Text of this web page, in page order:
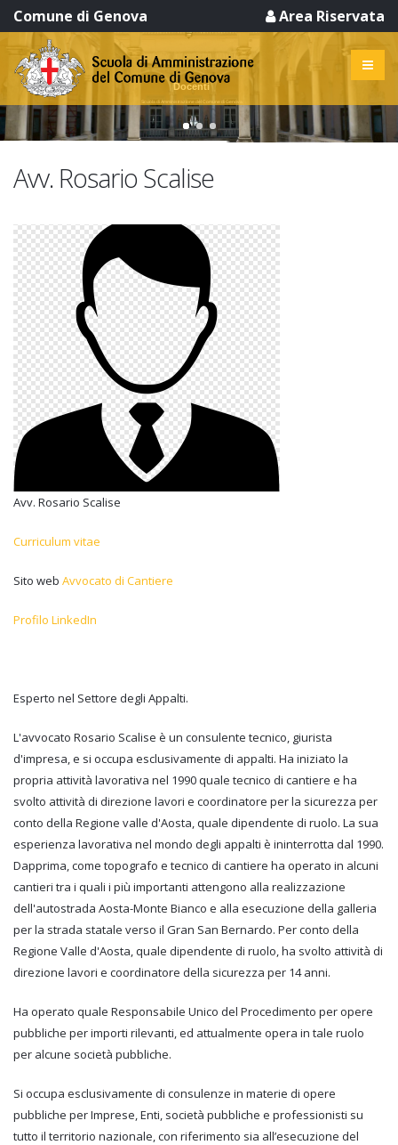
Comune di Genova Area Riservata
Docenti
Scuola di Amministrazione del Comune di Genova
Avv. Rosario Scalise
Avv. Rosario Scalise
Curriculum vitae
Sito web Avvocato di Cantiere
Profilo LinkedIn
Esperto nel Settore degli Appalti.
L'avvocato Rosario Scalise è un consulente tecnico, giurista
d'impresa, e si occupa esclusivamente di appalti. Ha iniziato la
propria attività lavorativa nel 1990 quale tecnico di cantiere e ha
svolto attività di direzione lavori e coordinatore per la sicurezza per
conto della Regione valle d'Aosta, quale dipendente di ruolo. La sua
esperienza lavorativa nel mondo degli appalti è ininterrotta dal 1990.
Dapprima, come topografo e tecnico di cantiere ha operato in alcuni
cantieri tra i quali i più importanti attengono alla realizzazione
dell'autostrada Aosta-Monte Bianco e alla esecuzione della galleria
per la strada statale verso il Gran San Bernardo. Per conto della
Regione Valle d'Aosta, quale dipendente di ruolo, ha svolto attività di
direzione lavori e coordinatore della sicurezza per 14 anni.
Ha operato quale Responsabile Unico del Procedimento per opere
pubbliche per importi rilevanti, ed attualmente opera in tale ruolo
per alcune società pubbliche.
Si occupa esclusivamente di consulenze in materie di opere
pubbliche per Imprese, Enti, società pubbliche e professionisti su
tutto il territorio nazionale, con riferimento sia all’esecuzione del